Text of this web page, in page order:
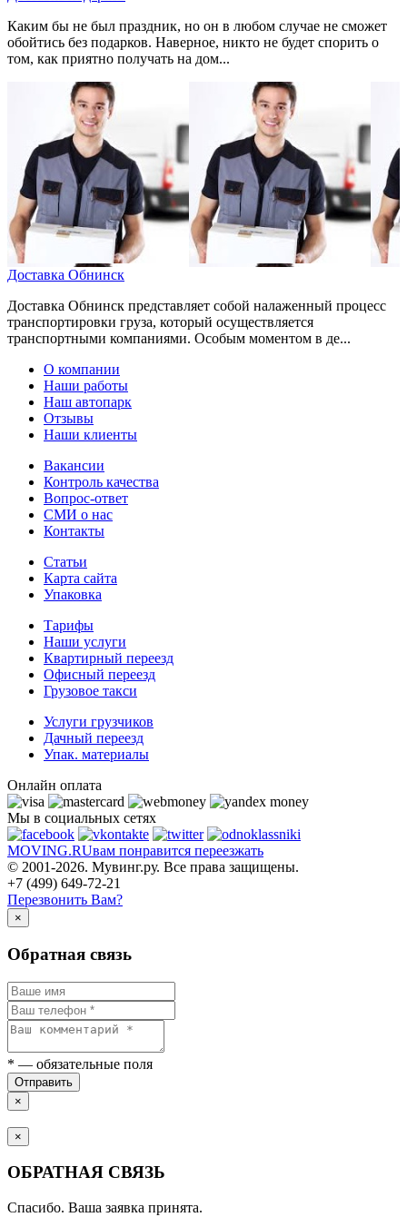
Каким бы не был праздник, но он в любом случае не сможет
обойтись без подарков. Наверное, никто не будет спорить о
том, как приятно получать на дом...
Доставка Обнинск
Доставка Обнинск представляет собой налаженный процесс
транспортировки груза, который осуществляется
транспортными компаниями. Особым моментом в де...
О компании
Наши работы
Наш автопарк
Отзывы
Наши клиенты
Вакансии
Контроль качества
Вопрос-ответ
СМИ о нас
Контакты
Статьи
Карта сайта
Упаковка
Тарифы
Наши услуги
Квартирный переезд
Офисный переезд
Грузовое такси
Услуги грузчиков
Дачный переезд
Упак. материалы
Онлайн оплата
Мы в социальных сетях
MOVING.RUвам понравится переезжать
© 2001-2026. Мувинг.ру. Все права защищены.
+7 (499) 649-72-21
Перезвонить Вам?
×
Обратная связь
* — обязательные поля
Отправить
×
×
ОБРАТНАЯ СВЯЗЬ
Спасибо. Ваша заявка принята.